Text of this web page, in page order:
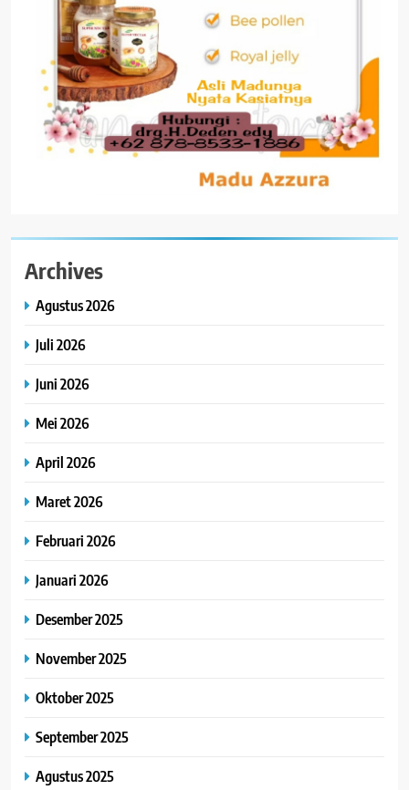
Archives
Agustus 2026
Juli 2026
Juni 2026
Mei 2026
April 2026
Maret 2026
Februari 2026
Januari 2026
Desember 2025
November 2025
Oktober 2025
September 2025
Agustus 2025